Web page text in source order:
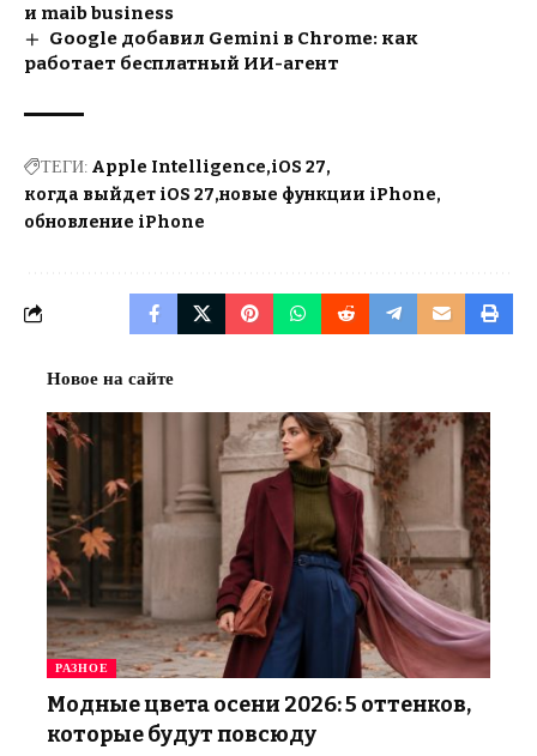
и maib business
Google добавил Gemini в Chrome: как
работает бесплатный ИИ-агент
ТЕГИ: Apple Intelligence iOS 27
когда выйдет iOS 27 новые функции iPhone
обновление iPhone
Новое на сайте
РАЗНОЕ
Модные цвета осени 2026: 5 оттенков,
которые будут повсюду